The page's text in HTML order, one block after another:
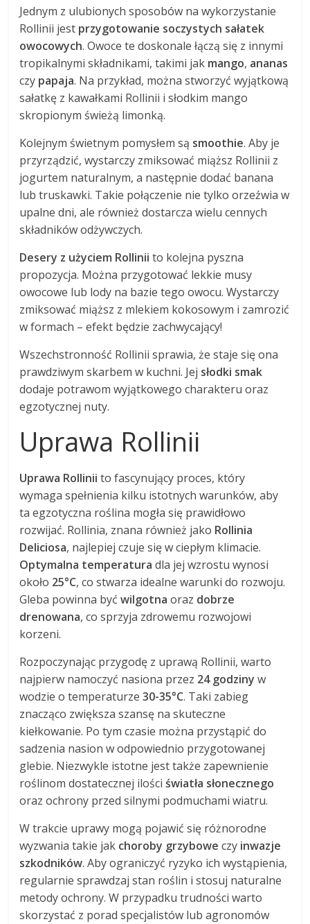
Jednym z ulubionych sposobów na wykorzystanie
Rollinii jest przygotowanie soczystych sałatek
owocowych. Owoce te doskonale łączą się z innymi
tropikalnymi składnikami, takimi jak mango, ananas
czy papaja. Na przykład, można stworzyć wyjątkową
sałatkę z kawałkami Rollinii i słodkim mango
skropionym świeżą limonką.
Kolejnym świetnym pomysłem są smoothie. Aby je
przyrządzić, wystarczy zmiksować miąższ Rollinii z
jogurtem naturalnym, a następnie dodać banana
lub truskawki. Takie połączenie nie tylko orzeźwia w
upalne dni, ale również dostarcza wielu cennych
składników odżywczych.
Desery z użyciem Rollinii to kolejna pyszna
propozycja. Można przygotować lekkie musy
owocowe lub lody na bazie tego owocu. Wystarczy
zmiksować miąższ z mlekiem kokosowym i zamrozić
w formach – efekt będzie zachwycający!
Wszechstronność Rollinii sprawia, że staje się ona
prawdziwym skarbem w kuchni. Jej słodki smak
dodaje potrawom wyjątkowego charakteru oraz
egzotycznej nuty.
Uprawa Rollinii
Uprawa Rollinii to fascynujący proces, który
wymaga spełnienia kilku istotnych warunków, aby
ta egzotyczna roślina mogła się prawidłowo
rozwijać. Rollinia, znana również jako Rollinia
Deliciosa, najlepiej czuje się w ciepłym klimacie.
Optymalna temperatura dla jej wzrostu wynosi
około 25°C, co stwarza idealne warunki do rozwoju.
Gleba powinna byćwilgotna oraz dobrze
drenowana, co sprzyja zdrowemu rozwojowi
korzeni.
Rozpoczynając przygodę z uprawą Rollinii, warto
najpierw namoczyć nasiona przez 24 godziny w
wodzie o temperaturze30-35°C. Taki zabieg
znacząco zwiększa szansę na skuteczne
kiełkowanie. Po tym czasie można przystąpić do
sadzenia nasion w odpowiednio przygotowanej
glebie. Niezwykle istotne jest także zapewnienie
roślinom dostatecznej ilościświatła słonecznego
oraz ochrony przed silnymi podmuchami wiatru.
W trakcie uprawy mogą pojawić się różnorodne
wyzwania takie jak choroby grzybowe czy inwazje
szkodników. Aby ograniczyć ryzyko ich wystąpienia,
regularnie sprawdzaj stan roślin i stosuj naturalne
metody ochrony. W przypadku trudności warto
skorzystać z porad specjalistów lub agronomów